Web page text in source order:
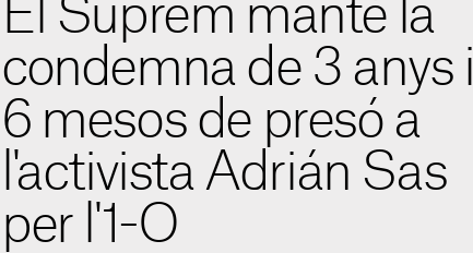
El Suprem manté la
condemna de 3 anys i
6 mesos de presó a
l'activista Adrián Sas
per l'1-O